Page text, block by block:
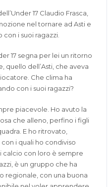
17 Claudio Frasca,
nel tornare ad Asti e
i suoi ragazzi.
17 segna per lei un ritorno
quello dell’Asti, che aveva
Che clima ha
con i suoi ragazzi?
piacevole. Ho avuto la
che alleno, perfino i figli
E ho ritrovato,
i quali ho condiviso
calcio con loro è sempre
è un gruppo che ha
regionale, con una buona